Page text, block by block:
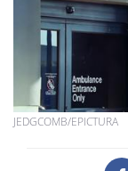
JEDGCOMB/EPICTURA